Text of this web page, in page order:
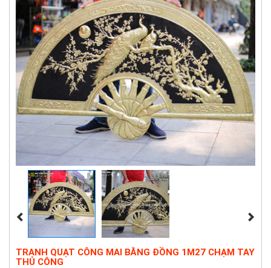
TRANH QUẠT CÔNG MAI BẰNG ĐỒNG 1M27 CHẠM TAY
THỦ CÔNG